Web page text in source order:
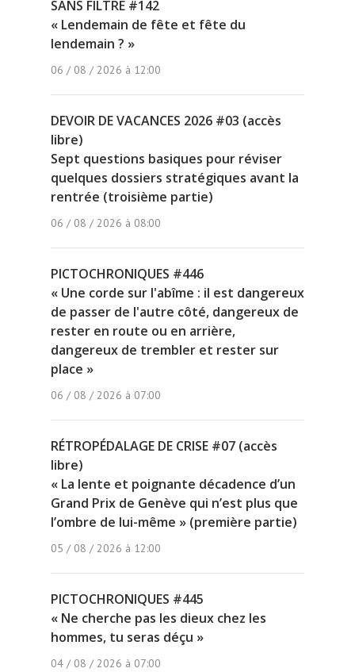
SANS FILTRE #142
« Lendemain de fête et fête du
lendemain ? »
06 / 08 / 2026 à 12:00
DEVOIR DE VACANCES 2026 #03 (accès
libre)
Sept questions basiques pour réviser
quelques dossiers stratégiques avant la
rentrée (troisième partie)
06 / 08 / 2026 à 08:00
PICTOCHRONIQUES #446
« Une corde sur l'abîme : il est dangereux
de passer de l'autre côté, dangereux de
rester en route ou en arrière,
dangereux de trembler et rester sur
place »
06 / 08 / 2026 à 07:00
RÉTROPÉDALAGE DE CRISE #07 (accès
libre)
« La lente et poignante décadence d’un
Grand Prix de Genève qui n’est plus que
l’ombre de lui-même » (première partie)
05 / 08 / 2026 à 12:00
PICTOCHRONIQUES #445
« Ne cherche pas les dieux chez les
hommes, tu seras déçu »
04 / 08 / 2026 à 07:00